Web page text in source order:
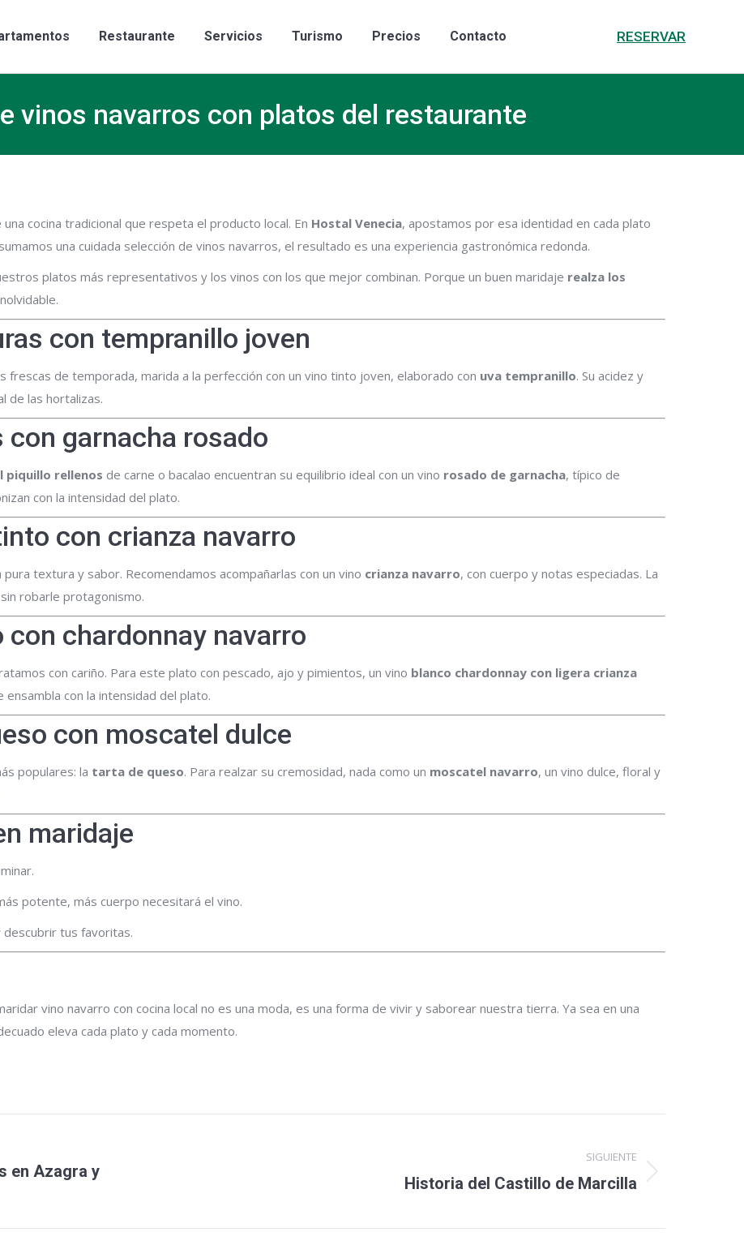
Restaurante Servicios Turismo Precios Contacto RESERVAR
vinos navarros con platos del restaurante
cocina tradicional que respeta el producto local. En Hostal Venecia, apostamos por esa identidad en cada plato
una cuidada selección de vinos navarros, el resultado es una experiencia gastronómica redonda.
platos más representativos y los vinos con los que mejor combinan. Porque un buen maridaje realza los
con tempranillo joven
frescas de temporada, marida a la perfección con un vino tinto joven, elaborado con uva tempranillo. Su acidez y
de las hortalizas.
garnacha rosado
piquillo rellenos de carne o bacalao encuentran su equilibrio ideal con un vino rosado de garnacha, típico de
con la intensidad del plato.
con crianza navarro
textura y sabor. Recomendamos acompañarlas con un vino crianza navarro, con cuerpo y notas especiadas. La
robarle protagonismo.
chardonnay navarro
con cariño. Para este plato con pescado, ajo y pimientos, un vino blanco chardonnay con ligera crianza
con la intensidad del plato.
con moscatel dulce
populares: la tarta de queso. Para realzar su cremosidad, nada como un moscatel navarro, un vino dulce, floral y
maridaje
potente, más cuerpo necesitará el vino.
tus favoritas.
vino navarro con cocina local no es una moda, es una forma de vivir y saborear nuestra tierra. Ya sea en una
eleva cada plato y cada momento.
en Azagra y
SIGUIENTE
Historia del Castillo de Marcilla